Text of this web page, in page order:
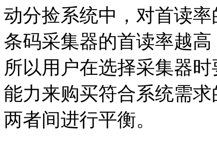
动分捡系统中，对首读
条码采集器的首读率越
所以用户在选择采集器
能力来购买符合系统需
两者间进行平衡。